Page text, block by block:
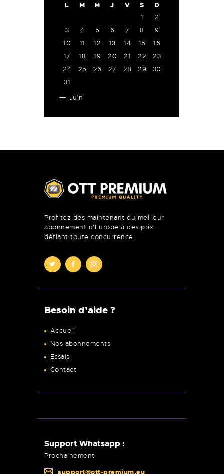
L
M M J V S
D
1
2
3
4 5 6 7 8
9
10
11 12 13 14 15
16
17
18 19 20 21 22
23
24
25 26 27 28 29
30
31
« Juin
Profitez dès maintenant du meilleur
abonnement d'Europe à des prix
défiant toute concurrence.
Besoin d’aide ?
Accueil
Nos abonnements
Essais
Contact
Support Whatsapp :
Prochainement
support@ott-premium.eu